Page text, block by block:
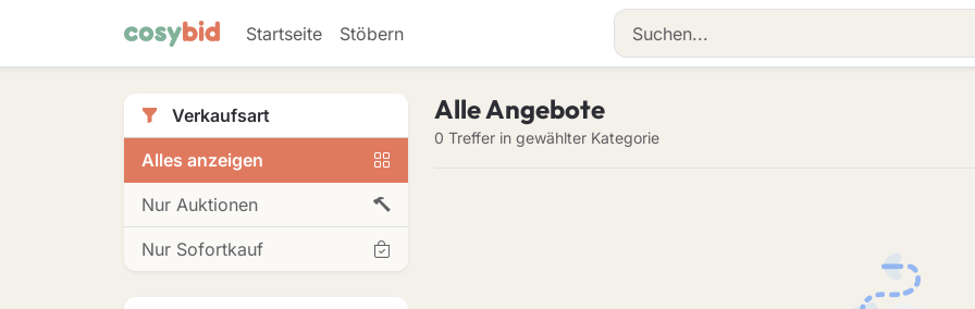
Startseite Stöbern
Verkaufsart
Alles anzeigen
Nur Auktionen
Nur Sofortkauf
Alle Angebote
0 Treffer in gewählter Kategorie